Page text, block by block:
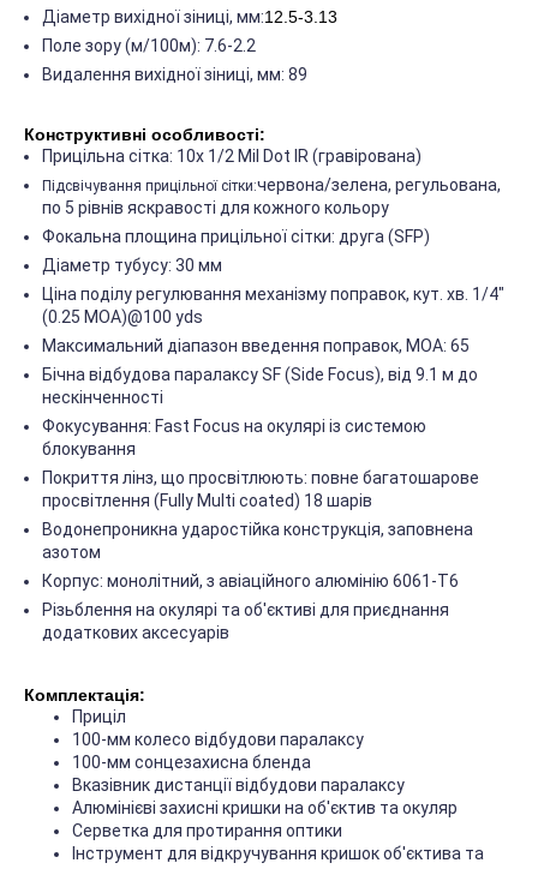
Діаметр вихідної зіниці, мм:12.5-3.13
Поле зору (м/100м): 7.6-2.2
Видалення вихідної зіниці, мм: 89
Конструктивні особливості:
Прицільна сітка: 10x 1/2 Mil Dot IR (гравірована)
Підсвічування прицільної сітки:червона/зелена, регульована,
по 5 рівнів яскравості для кожного кольору
Фокальна площина прицільної сітки: друга (SFP)
Діаметр тубусу: 30 мм
Ціна поділу регулювання механізму поправок, кут. хв. 1/4"
(0.25 MOA)@100 yds
Максимальний діапазон введення поправок, МОА: 65
Бічна відбудова паралаксу SF (Side Focus), від 9.1 м до
нескінченності
Фокусування: Fast Focus на окулярі із системою
блокування
Покриття лінз, що просвітлюють: повне багатошарове
просвітлення (Fully Multi coated) 18 шарів
Водонепроникна ударостійка конструкція, заповнена
азотом
Корпус: монолітний, з авіаційного алюмінію 6061-T6
Різьблення на окулярі та об'єктиві для приєднання
додаткових аксесуарів
Комплектація:
Приціл
100-мм колесо відбудови паралаксу
100-мм сонцезахисна бленда
Вказівник дистанції відбудови паралаксу
Алюмінієві захисні кришки на об'єктив та окуляр
Серветка для протирання оптики
Інструмент для відкручування кришок об'єктива та